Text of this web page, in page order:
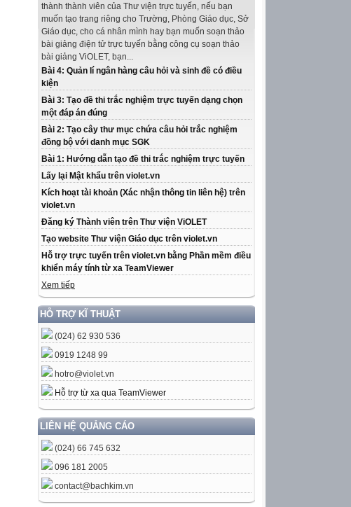
thành thành viên của Thư viện trực tuyến, nếu bạn
muốn tạo trang riêng cho Trường, Phòng Giáo dục, Sở
Giáo dục, cho cá nhân mình hay bạn muốn soạn thảo
bài giảng điện tử trực tuyến bằng công cụ soạn thảo
bài giảng ViOLET, bạn...
Bài 4: Quản lí ngân hàng câu hỏi và sinh đề có điều
kiện
Bài 3: Tạo đề thi trắc nghiệm trực tuyến dạng chọn
một đáp án đúng
Bài 2: Tạo cây thư mục chứa câu hỏi trắc nghiệm
đồng bộ với danh mục SGK
Bài 1: Hướng dẫn tạo đề thi trắc nghiệm trực tuyến
Lấy lại Mật khẩu trên violet.vn
Kích hoạt tài khoản (Xác nhận thông tin liên hệ) trên
violet.vn
Đăng ký Thành viên trên Thư viện ViOLET
Tạo website Thư viện Giáo dục trên violet.vn
Hỗ trợ trực tuyến trên violet.vn bằng Phần mềm điều
khiển máy tính từ xa TeamViewer
Xem tiếp
HỖ TRỢ KĨ THUẬT
(024) 62 930 536
0919 1248 99
hotro@violet.vn
Hỗ trợ từ xa qua TeamViewer
LIÊN HỆ QUẢNG CÁO
(024) 66 745 632
096 181 2005
contact@bachkim.vn